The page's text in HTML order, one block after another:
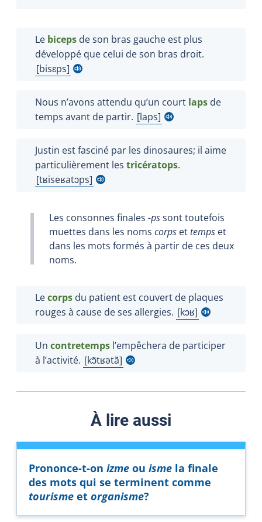
Le biceps de son bras gauche est plus
développé que celui de son bras droit.
bisɛps
Afficher l'infobulle
Nous n’avons attendu qu’un court laps de
temps avant de partir. laps
Afficher l'infobulle
Justin est fasciné par les dinosaures; il aime
particulièrement les tricératops.
tʁiseʁatɔps
Afficher l'infobulle
Les consonnes finales -pssont toutefois
muettes dans les noms corps ettemps et
dans les mots formés à partir de ces deux
noms.
Lecorps du patient est couvert de plaques
rouges à cause de ses allergies. kɔʁ
Afficher l'infobulle
Un contretemps l’empêchera de participer
à l’activité. kɔ̃tʁətã
Afficher l'infobulle
À lire aussi
Prononce-t-on izme ou isme la finale
des mots qui se terminent comme
tourisme et organisme?